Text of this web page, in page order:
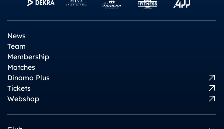
News
Team
Membership
Matches
Dinamo Plus
Tickets
Webshop